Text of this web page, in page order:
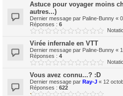
Astuce pour voyager moins
autres...)
Dernier message par Paline-Bunny «
Réponses : 6
Virée infernale en VTT
Dernier message par Paline-Bunny «
Réponses : 4
Vous avez connu...? :D
Dernier message par Ray-J « 12
Réponses : 622